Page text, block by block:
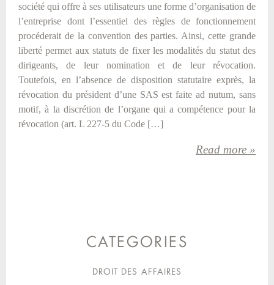
société qui offre à ses utilisateurs une forme d’organisation de
l’entreprise dont l’essentiel des règles de fonctionnement
procéderait de la convention des parties. Ainsi, cette grande
liberté permet aux statuts de fixer les modalités du statut des
dirigeants, de leur nomination et de leur révocation.
Toutefois, en l’absence de disposition statutaire exprès, la
révocation du président d’une SAS est faite ad nutum, sans
motif, à la discrétion de l’organe qui a compétence pour la
révocation (art. L 227-5 du Code […]
Read more »
CATEGORIES
DROIT DES AFFAIRES